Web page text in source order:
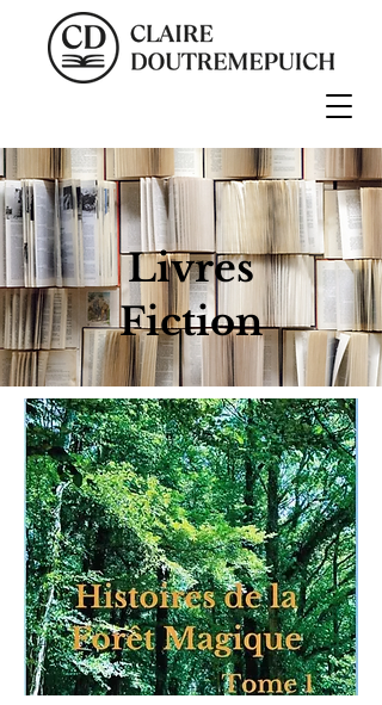
Livres
Fiction